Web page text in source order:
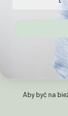
Aby być na